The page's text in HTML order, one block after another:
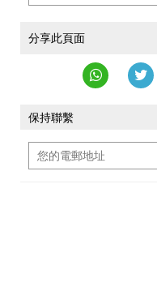
分享此頁面
保持聯繫